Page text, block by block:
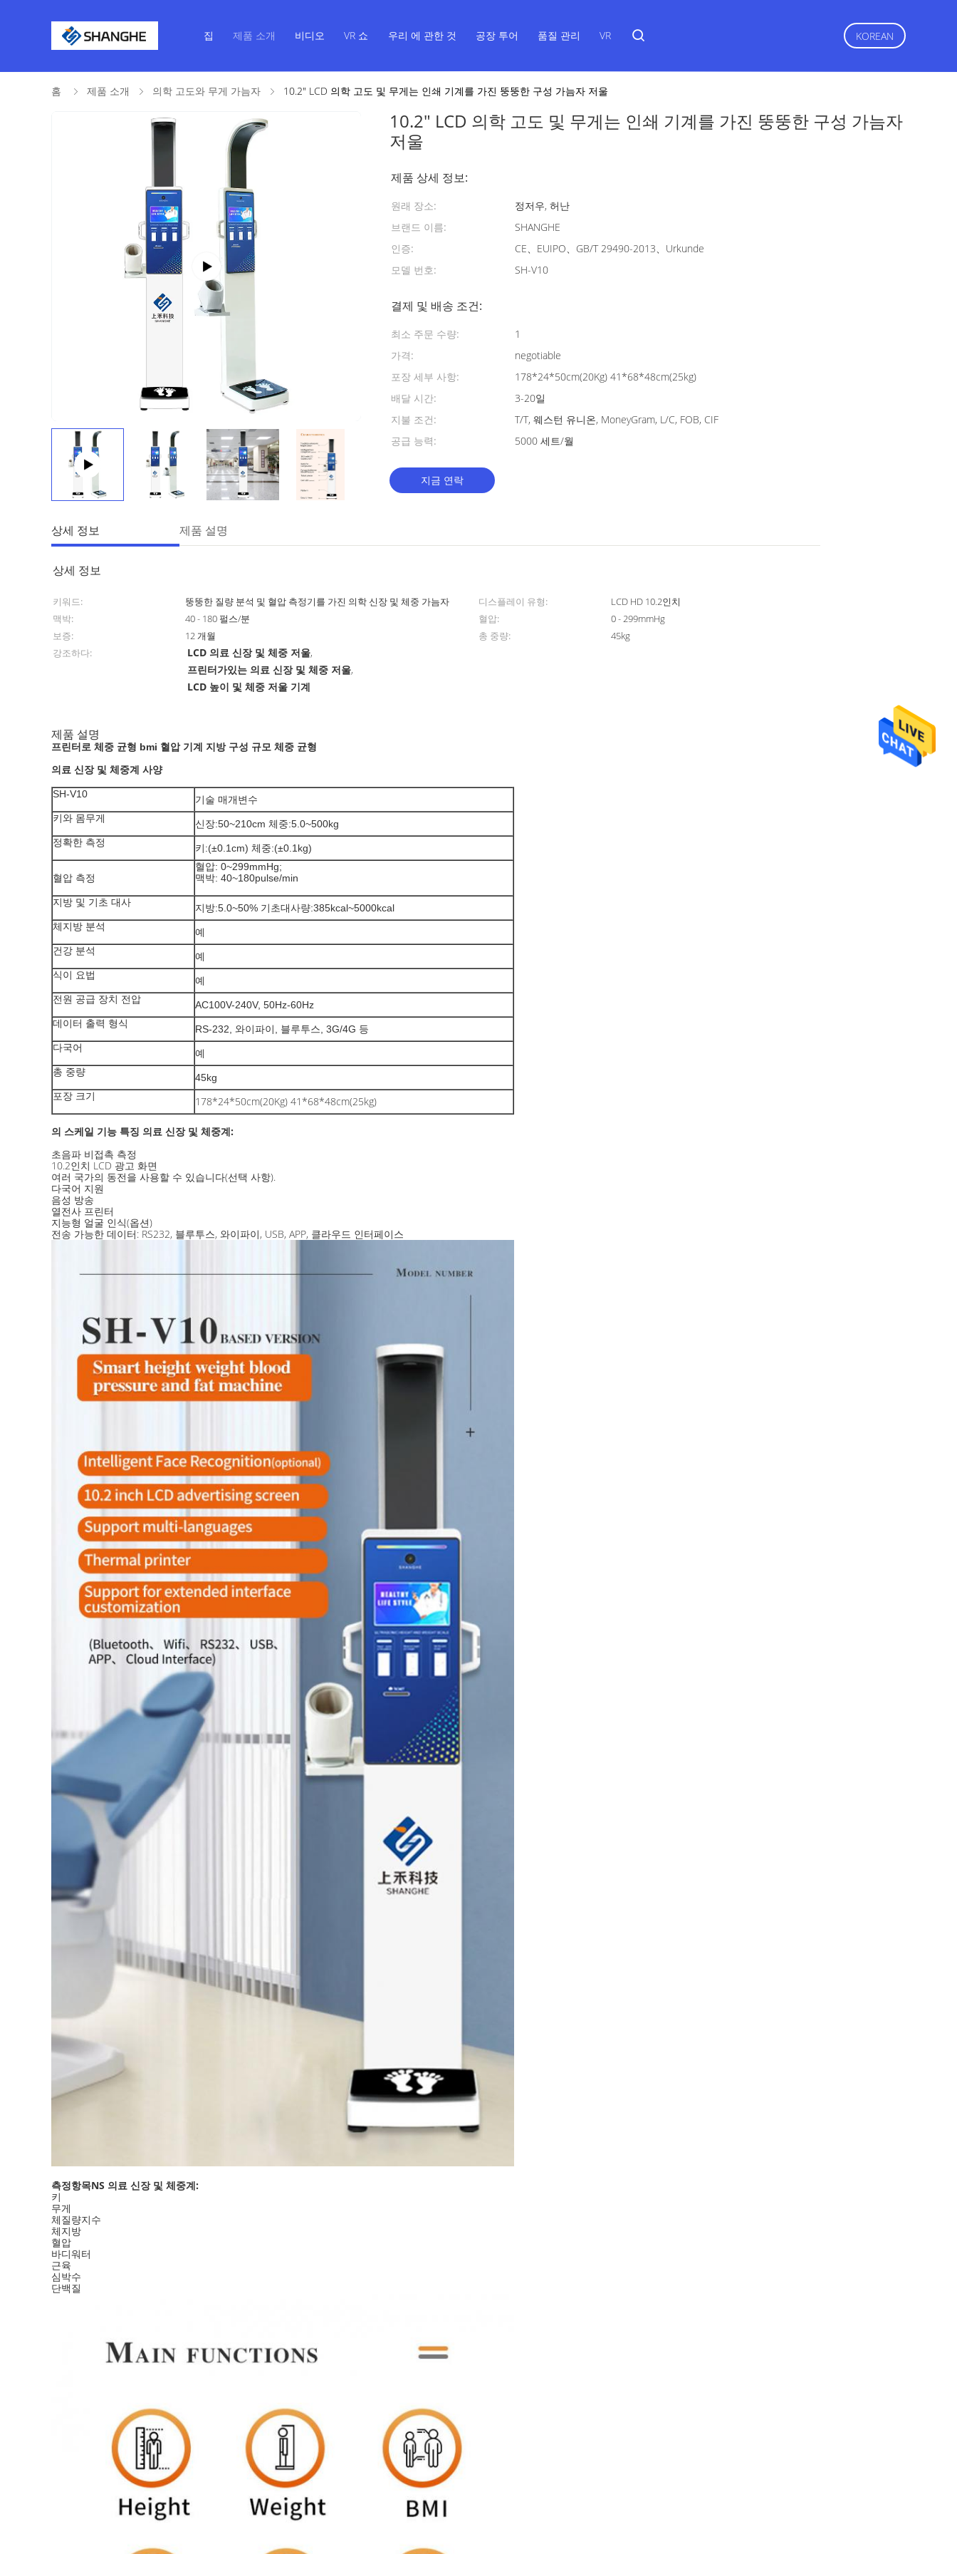
집 제품 소개 비디오 VR 쇼 우리 에 관한 것 공장 투어 품질 관리 VR KOREAN
홈 제품 소개 의학 고도와 무게 가늠자 10.2" LCD 의학 고도 및 무게는 인쇄 기계를 가진 뚱뚱한 구성 가늠자 저울
10.2" LCD 의학 고도 및 무게는 인쇄 기계를 가진 뚱뚱한 구성 가늠자
저울
제품 상세 정보:
원래 장소:
정저우, 허난
브랜드 이름:
SHANGHE
인증:
CE、EUIPO、GB/T 29490-2013、Urkunde
모델 번호:
SH-V10
결제 및 배송 조건:
최소 주문 수량:
1
가격:
negotiable
포장 세부 사항:
178*24*50cm(20Kg) 41*68*48cm(25kg)
배달 시간:
3-20일
지불 조건:
T/T, 웨스턴 유니온, MoneyGram, L/C, FOB, CIF
공급 능력:
5000 세트/월
지금 연락
상세 정보 제품 설명
상세 정보
키워드: 뚱뚱한 질량 분석 및 혈압 측정기를 가진 의학 신장 및 체중 가늠자 디스플레이 유형:
LCD HD 10.2인치
맥박:
40 - 180 펄스/분 혈압:
0 - 299mmHg
보증:
12 개월 총 중량:
45kg
강조하다:
LCD 의료 신장 및 체중 저울,
프린터가있는 의료 신장 및 체중 저울,
LCD 높이 및 체중 저울 기계
제품 설명
프린터로 체중 균형 bmi 혈압 기계 지방 구성 규모 체중 균형
의료 신장 및 체중계 사양
SH-V10
기술 매개변수
키와 몸무게
신장:50~210cm 체중:5.0~500kg
정확한 측정
키:(±0.1cm) 체중:(±0.1kg)
혈압 측정
혈압: 0~299mmHg;
맥박: 40~180pulse/min
지방 및 기초 대사
지방:5.0~50% 기초대사량:385kcal~5000kcal
체지방 분석
예
건강 분석
예
식이 요법
예
전원 공급 장치 전압
AC100V-240V, 50Hz-60Hz
데이터 출력 형식
RS-232, 와이파이, 블루투스, 3G/4G 등
다국어
예
총 중량
45kg
포장 크기
178*24*50cm(20Kg) 41*68*48cm(25kg)
의 스케일 기능 특징 의료 신장 및 체중계:
초음파 비접촉 측정
10.2인치 LCD 광고 화면
여러 국가의 동전을 사용할 수 있습니다(선택 사항).
다국어 지원
음성 방송
열전사 프린터
지능형 얼굴 인식(옵션)
전송 가능한 데이터: RS232, 블루투스, 와이파이, USB, APP, 클라우드 인터페이스
측정항목NS 의료 신장 및 체중계:
키
무게
체질량지수
체지방
혈압
바디워터
근육
심박수
단백질